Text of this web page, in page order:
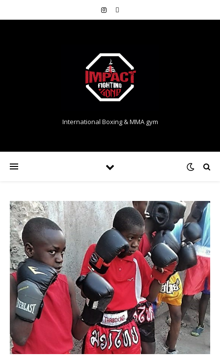
International Boxing & MMA gym